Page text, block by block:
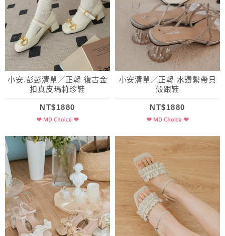
小安.彭彭清單／正韓 復古金
扣真皮瑪莉珍鞋
NT$1880
小安清單／正韓 水鑽繫帶貝
殼跟鞋
NT$1880